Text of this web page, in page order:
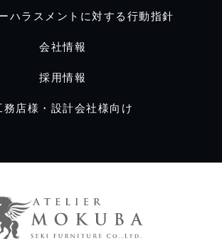
ハラスメントに対する行動指針
会社情報
採用情報
務店様・設計会社様向け